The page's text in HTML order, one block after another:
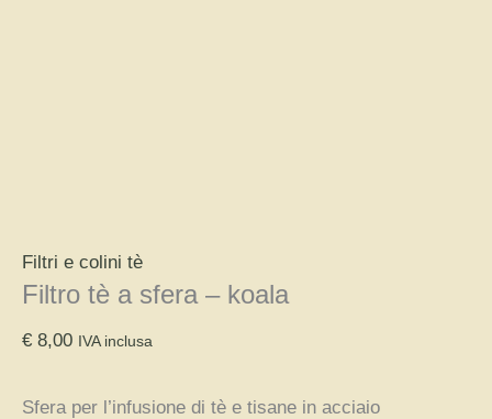
Filtri e colini tè
Filtro tè a sfera – koala
€ 8,00 IVA inclusa
Sfera per l’infusione di tè e tisane in acciaio